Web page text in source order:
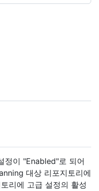
이 "Enabled"로 되어
대상 리포지토리에
리에 고급 설정의 활성